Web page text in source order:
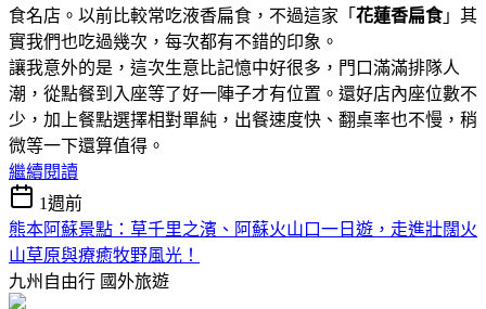
食名店。以前比較常吃液香扁食，不過這家「 花蓮香扁食」其
實我們也吃過幾次，每次都有不錯的印象。
讓我意外的是，這次生意比記憶中好很多，門口滿滿排隊人
潮，從點餐到入座等了好一陣子才有位置。還好店內座位數不
少，加上餐點選擇相對單純，出餐速度快、翻桌率也不慢，稍
微等一下還算值得。
繼續閱讀
1週前
熊本阿蘇景點：草千里之濱、阿蘇火山口一日遊，走進壯闊火
山草原與療癒牧野風光！
九州自由行 國外旅遊